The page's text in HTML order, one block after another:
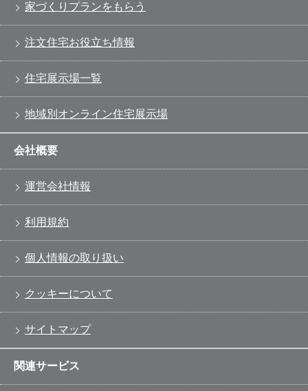
家づくりプランをもらう
注文住宅お役立ち情報
住宅展示場一覧
地域別オンライン住宅展示場
会社概要
運営会社情報
利用規約
個人情報の取り扱い
クッキーについて
サイトマップ
関連サービス